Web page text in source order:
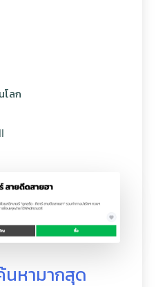
โลก
นหามากสุด